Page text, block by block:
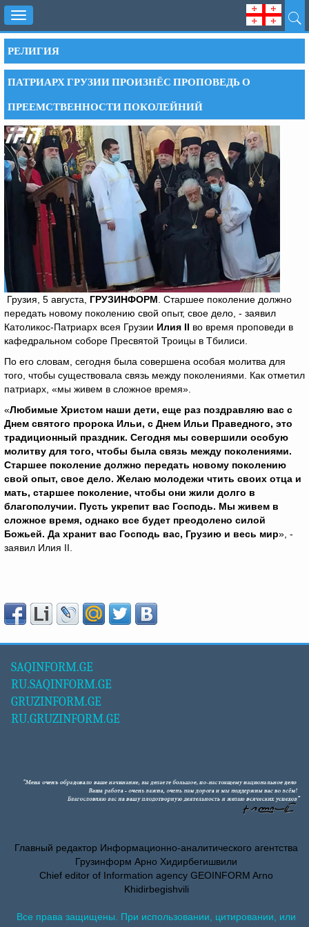
Toggle
navigation
РЕЛИГИЯ
ПАТРИАРХ ГРУЗИИ ПРОИЗНЁС ПРОПОВЕДЬ О
ПРЕЕМСТВЕННОСТИ ПОКОЛЕЙНИЙ
Грузия, 5 августа, ГРУЗИНФОРМ . Старшее поколение должно
передать новому поколению свой опыт, свое дело, - заявил
Католикос-Патриарх всея Грузии Илия II во время проповеди в
кафедральном соборе Пресвятой Троицы в Тбилиси.
По его словам, сегодня была совершена особая молитва для
того, чтобы существовала связь между поколениями. Как отметил
патриарх, «мы живем в сложное время».
«Любимые Христом наши дети, еще раз поздравляю вас с
Днем святого пророка Ильи, с Днем Ильи Праведного, это
традиционный праздник. Сегодня мы совершили особую
молитву для того, чтобы была связь между поколениями.
Старшее поколение должно передать новому поколению
свой опыт, свое дело. Желаю молодежи чтить своих отца и
мать, старшее поколение, чтобы они жили долго в
благополучии. Пусть укрепит вас Господь. Мы живем в
сложное время, однако все будет преодолено силой
Божьей. Да хранит вас Господь вас, Грузию и весь мир», -
заявил Илия II.
SAQINFORM.GE
RU.SAQINFORM.GE
GRUZINFORM.GE
RU.GRUZINFORM.GE
Главный редактор Информационно-аналитического агентства
Грузинформ Арно Хидирбегишвили
Chief editor of Information agency GEOINFORM Arno
Khidirbegishvili
Все права защищены. При использовании, цитировании, или